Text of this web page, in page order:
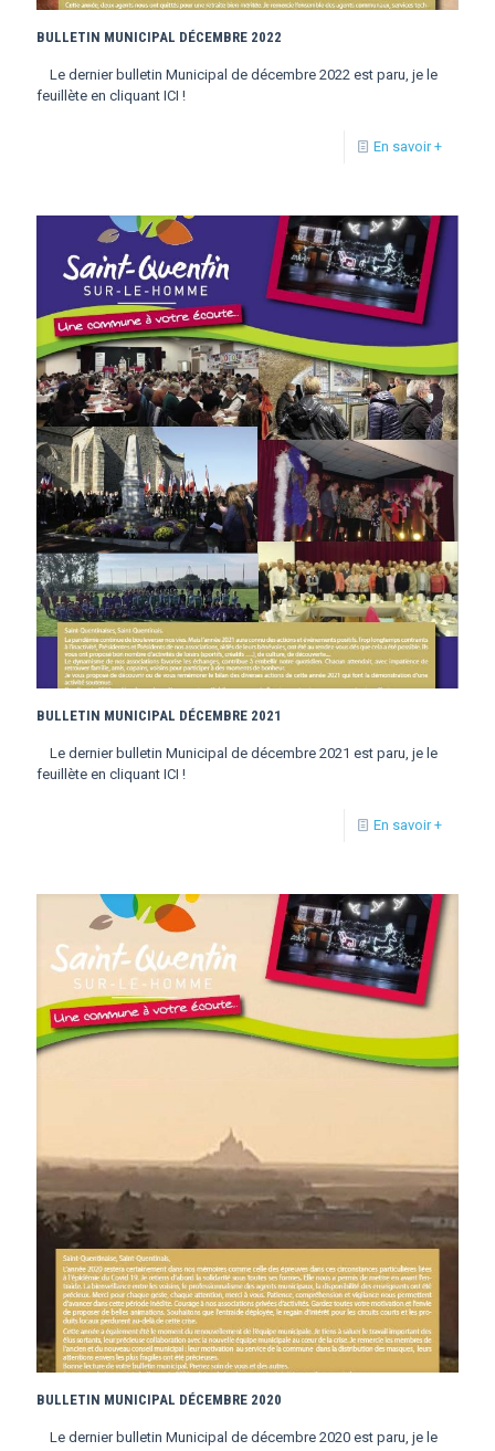
BULLETIN MUNICIPAL DÉCEMBRE 2022
Le dernier bulletin Municipal de décembre 2022 est paru, je le
feuillète en cliquant ICI !
En savoir +
BULLETIN MUNICIPAL DÉCEMBRE 2021
Le dernier bulletin Municipal de décembre 2021 est paru, je le
feuillète en cliquant ICI !
En savoir +
BULLETIN MUNICIPAL DÉCEMBRE 2020
Le dernier bulletin Municipal de décembre 2020 est paru, je le